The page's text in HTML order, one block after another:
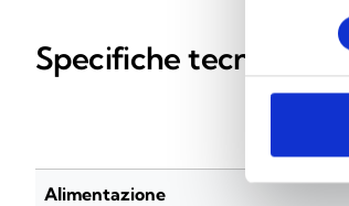
Specifiche tecniche
Alimentazione